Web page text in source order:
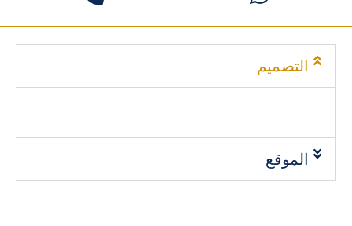
التصميم
الموقع